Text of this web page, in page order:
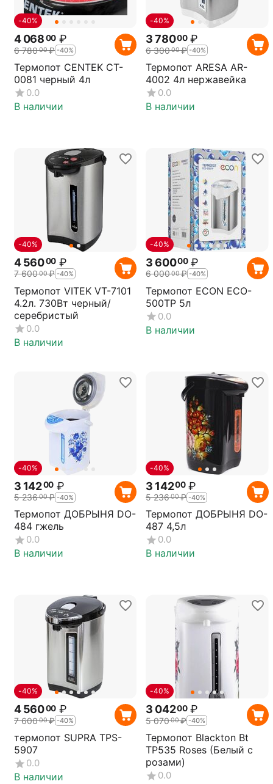
-40%
4 06800 ₽
6 78000₽ -40%
Термопот CENTEK CT-
0081 черный 4л
0.0
В наличии
-40%
3 78000 ₽
6 30000₽ -40%
Термопот ARESA AR-
4002 4л нержавейка
0.0
В наличии
-40%
4 56000 ₽
7 60000₽ -40%
Термопот VITEK VT-7101
4.2л. 730Вт черный/
серебристый
0.0
В наличии
-40%
3 60000 ₽
6 00000₽ -40%
Термопот ECON ECO-
500TP 5л
0.0
В наличии
-40%
3 14200 ₽
5 23600₽ -40%
Термопот ДОБРЫНЯ DO-
484 гжель
0.0
В наличии
-40%
3 14200 ₽
5 23600₽ -40%
Термопот ДОБРЫНЯ DO-
487 4,5л
0.0
В наличии
-40%
4 56000 ₽
7 60000₽ -40%
термопот SUPRA TPS-
5907
0.0
В наличии
-40%
3 04200 ₽
5 07000₽ -40%
Термопот Blackton Bt
TP535 Roses (Белый с
розами)
0.0